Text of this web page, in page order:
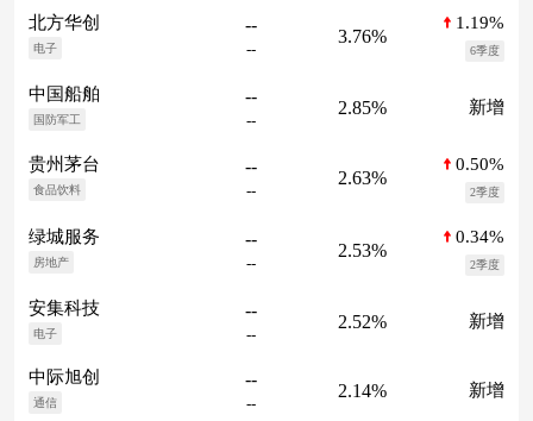
北方华创
电子
--
--
3.76%
1.19%
6季度
中国船舶
国防军工
--
--
2.85% 新增
贵州茅台
食品饮料
--
--
2.63%
0.50%
2季度
绿城服务
房地产
--
--
2.53%
0.34%
2季度
安集科技
电子
--
--
2.52% 新增
中际旭创
通信
--
--
2.14% 新增